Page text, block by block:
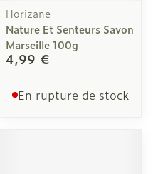
Horizane
Nature Et Senteurs Savon
Marseille 100g
4,99 €
En rupture de stock